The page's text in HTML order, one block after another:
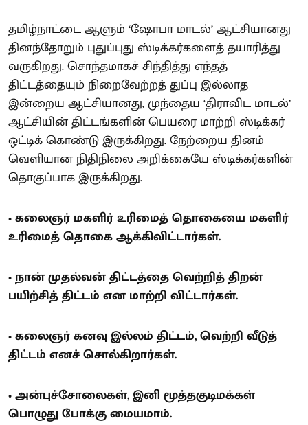
தமிழ்நாட்டை ஆளும் ‘ஷோபா மாடல்’ ஆட்சியானது
தினந்தோறும் புதுப்புது ஸ்டிக்கர்களைத் தயாரித்து
வருகிறது. சொந்தமாகச் சிந்தித்து எந்தத்
திட்டத்தையும் நிறைவேற்றத் துப்பு இல்லாத
இன்றைய ஆட்சியானது, முந்தைய ‘திராவிட மாடல்’
ஆட்சியின் திட்டங்களின் பெயரை மாற்றி ஸ்டிக்கர்
ஒட்டிக் கொண்டு இருக்கிறது. நேற்றைய தினம்
வெளியான நிதிநிலை அறிக்கையே ஸ்டிக்கர்களின்
தொகுப்பாக இருக்கிறது.
• கலைஞர் மகளிர் உரிமைத் தொகையை மகளிர்
உரிமைத் தொகை ஆக்கிவிட்டார்கள்.
• நான் முதல்வன் திட்டத்தை வெற்றித் திறன்
பயிற்சித் திட்டம் என மாற்றி விட்டார்கள்.
• கலைஞர் கனவு இல்லம் திட்டம், வெற்றி வீடுத்
திட்டம் எனச் சொல்கிறார்கள்.
• அன்புச்சோலைகள், இனி மூத்தகுடிமக்கள்
பொழுது போக்கு மையமாம்.